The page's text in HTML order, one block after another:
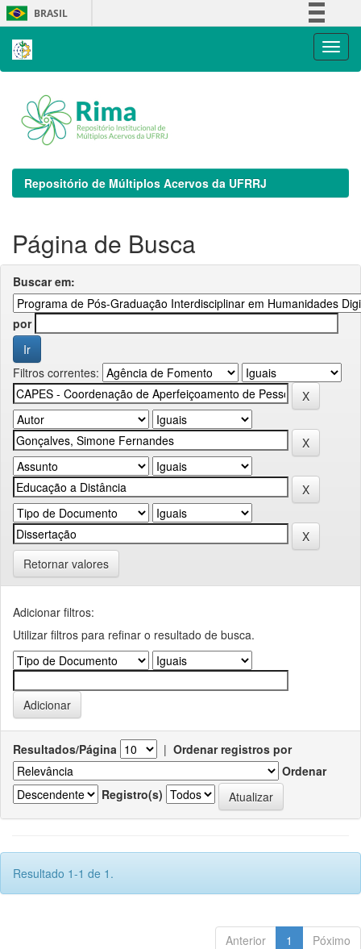
Skip
navigation
BRASIL
Repositório de Múltiplos Acervos da UFRRJ
Página de Busca
Buscar em:
por
Filtros correntes:
Retornar valores
Adicionar filtros:
Utilizar filtros para refinar o resultado de busca.
Resultados/Página | Ordenar registros por
Ordenar
Registro(s)
Resultado 1-1 de 1.
Anterior 1 Póximo